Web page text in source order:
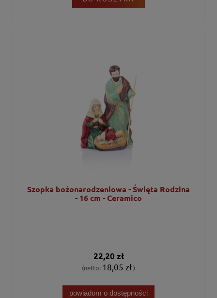
Szopka bożonarodzeniowa - Święta Rodzina
- 16 cm - Ceramico
22,20 zł
(netto: 18,05 zł)
powiadom o dostępności